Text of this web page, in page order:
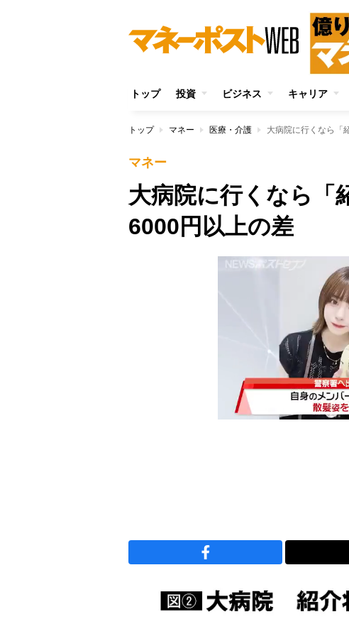
トップ 投資 ビジネス キャリア
トップ マネー 医療・介護 大病院に行くなら「
マネー
大病院に行くなら「
6000円以上の差